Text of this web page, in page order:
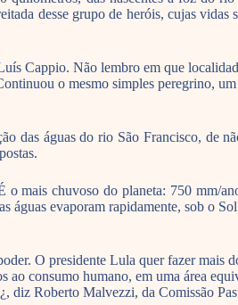
desse grupo de heróis, cujas
Cappio. Não lembro em que
o mesmo simples peregrino,
águas do rio São Francisco, de
chuvoso do planeta: 750 mm/
águas evaporam rapidamente, sob o
O presidente Lula quer fazer mais
consumo humano, em uma área
diz Roberto Malvezzi, da Comissão